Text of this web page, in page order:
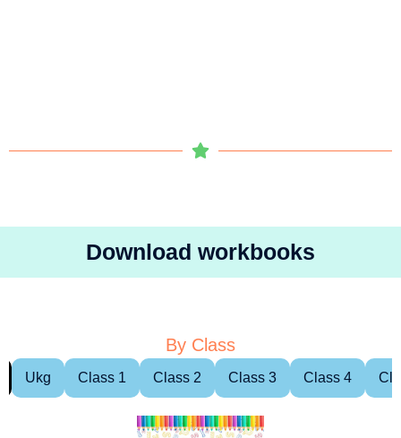
Download workbooks
By Class
Ukg Class 1 Class 2 Class 3 Class 4